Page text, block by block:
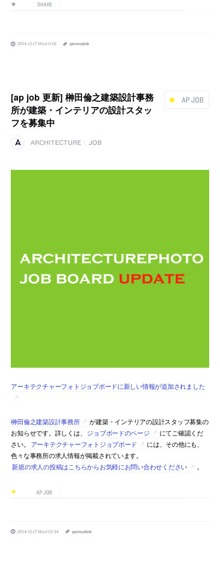
SHARE
2014.12.17 Wed 11:16 permalink
AP JOB
[ap job 更新] 榊田倫之建築設計事務
所が建築・インテリアの設計スタッ
フを募集中
ARCHITECTURE JOB
アーキテクチャーフォトジョブボードに新しい情報が追加されました
榊田倫之建築設計事務所
が建築・インテリアの設計スタッフ募集の
お知らせです。詳しくは、
ジョブボードのページ
にてご確認くだ
さい。
アーキテクチャーフォトジョブボード
には、その他にも、
色々な事務所の求人情報が掲載されています。
新規の求人の投稿はこちらからお気軽にお問い合わせください
。
AP JOB
2014.12.17 Wed 10:34 permalink